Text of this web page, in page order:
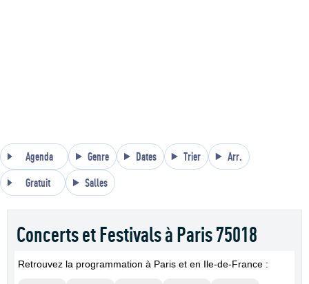
Agenda Genre Dates Trier Arr.
Gratuit Salles
Concerts et Festivals à Paris 75018
Retrouvez la programmation à Paris et en Ile-de-France :